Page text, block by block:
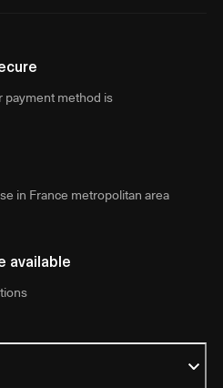
payment method is
in France metropolitan area
available